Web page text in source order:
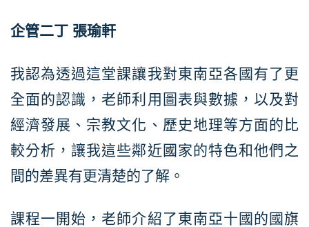
企管二丁 張瑜軒
我認為透過這堂課讓我對東南亞各國有了更
全面的認識，老師利用圖表與數據，以及對
經濟發展、宗教文化、歷史地理等方面的比
較分析，讓我這些鄰近國家的特色和他們之
間的差異有更清楚的了解。
課程一開始，老師介紹了東南亞十國的國旗